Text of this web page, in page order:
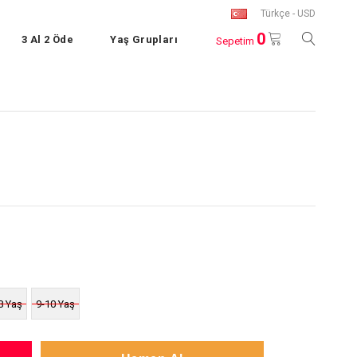
Türkçe - USD
Sepetim 0
3 Al 2 Öde Yaş Grupları
Yaş 9-10 Yaş